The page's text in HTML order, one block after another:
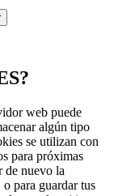
web puede
algún tipo
se utilizan con
para próximas
de nuevo la
para guardar tus